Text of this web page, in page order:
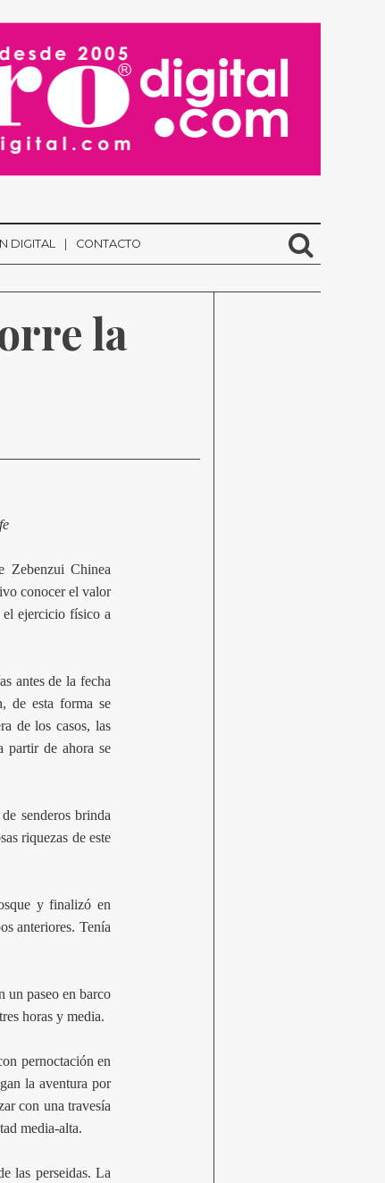
DIGITAL CONTACTO
la
Zebenzui Chinea
conocer el valor
ejercicio físico a
antes de la fecha
de esta forma se
de los casos, las
partir de ahora se
senderos brinda
riquezas de este
y finalizó en
anteriores. Tenía
un paseo en barco
horas y media.
pernoctación en
la aventura por
con una travesía
media-alta.
las perseidas. La